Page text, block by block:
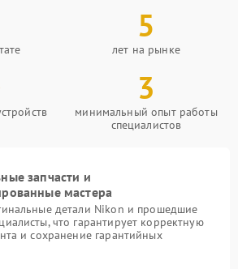
5
лет на рынке
3
минимальный опыт работы
специалистов
запчасти и
мастера
детали Nikon и прошедшие
что гарантирует корректную
и сохранение гарантийных